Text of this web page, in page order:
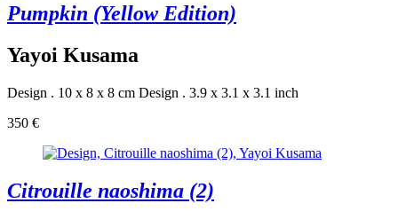
Pumpkin (Yellow Edition)
Yayoi Kusama
Design . 10 x 8 x 8 cm Design . 3.9 x 3.1 x 3.1 inch
350 €
Citrouille naoshima (2)